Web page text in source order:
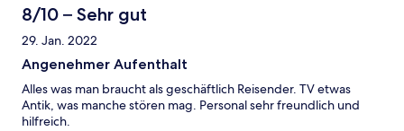
8/10 – Sehr gut
29. Jan. 2022
Angenehmer Aufenthalt
Alles was man braucht als geschäftlich Reisender. TV etwas
Antik, was manche stören mag. Personal sehr freundlich und
hilfreich.